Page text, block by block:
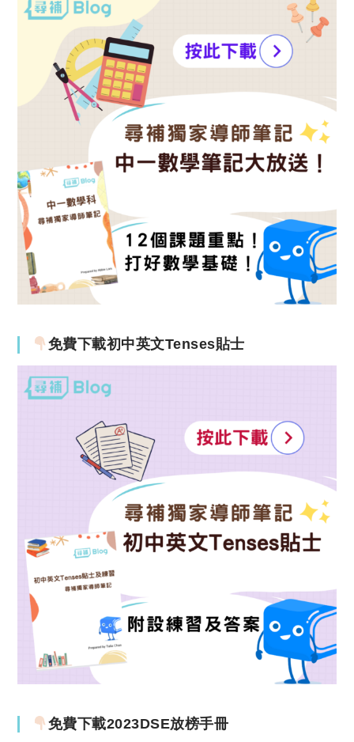
免費下載初中英文Tenses貼士
免費下載2023DSE放榜手冊